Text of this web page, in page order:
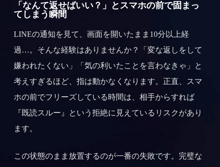
「なんて返せばいい？」とスマホの前で固まっ
てしまう瞬間
LINEの通知を見て、画面を開いたまま10分以上経
過…。そんな経験はありませんか？「変な返しをして
嫌われたくない」「気の利いたことを言わなきゃ」と
考えすぎるほど、指は動かなくなります。正直、スマ
ホの前でフリーズしている時間は、相手からすれば
『既読スルー』という拒絶に見えているリスクがあり
ます。
この状態のまま放置するのが一番の失敗です。完璧な